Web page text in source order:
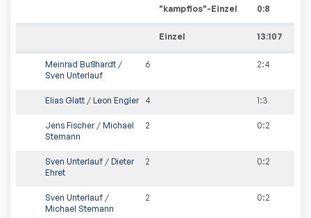
"kampflos"-Einzel 0:8
Einzel 13:107
Meinrad Bußhardt /
Sven Unterlauf
6 2:4
Elias Glatt / Leon Engler 4 1:3
Jens Fischer/ Michael
Stemann
2 0:2
Sven Unterlauf / Dieter
Ehret
2 0:2
Sven Unterlauf /
Michael Stemann
2 0:2